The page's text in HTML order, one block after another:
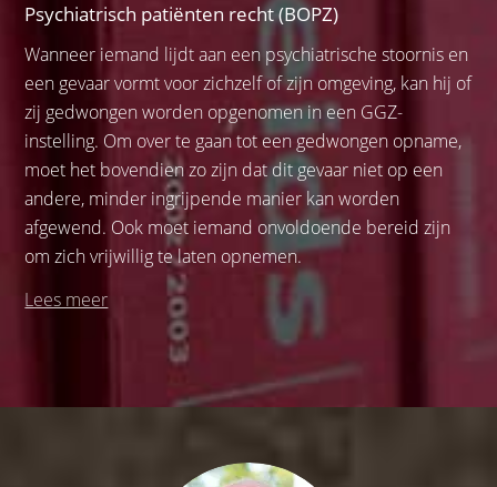
Psychiatrisch patiënten recht (BOPZ)
Wanneer iemand lijdt aan een psychiatrische stoornis en
een gevaar vormt voor zichzelf of zijn omgeving, kan hij of
zij gedwongen worden opgenomen in een GGZ-
instelling. Om over te gaan tot een gedwongen opname,
moet het bovendien zo zijn dat dit gevaar niet op een
andere, minder ingrijpende manier kan worden
afgewend. Ook moet iemand onvoldoende bereid zijn
om zich vrijwillig te laten opnemen.
Lees meer